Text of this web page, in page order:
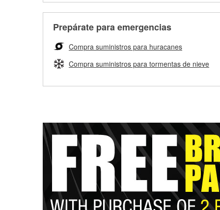
Prepárate para emergencias
Compra suministros para huracanes
Compra suministros para tormentas de nieve